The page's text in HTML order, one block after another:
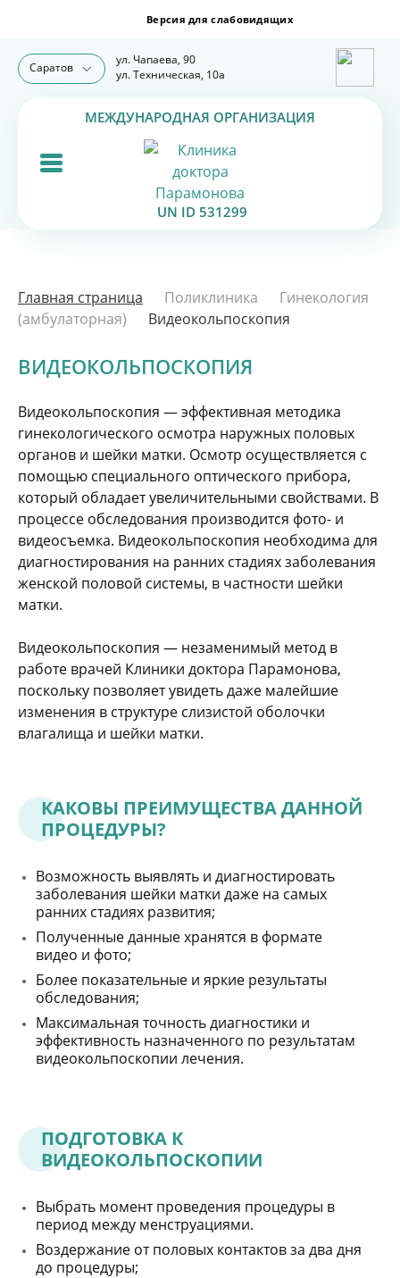
Саратов
ул. Чапаева, 90
ул. Техническая, 10а
МЕЖДУНАРОДНАЯ ОРГАНИЗАЦИЯ
UN ID 531299
Главная страница Поликлиника
Гинекология
(амбулаторная)
Видеокольпоскопия
ВИДЕОКОЛЬПОСКОПИЯ
Видеокольпоскопия — эффективная методика
гинекологического осмотра наружных половых
органов и шейки матки. Осмотр осуществляется с
помощью специального оптического прибора,
который обладает увеличительными свойствами. В
процессе обследования производится фото- и
видеосъемка. Видеокольпоскопия необходима для
диагностирования на ранних стадиях заболевания
женской половой системы, в частности шейки
матки.
Видеокольпоскопия — незаменимый метод в
работе врачей Клиники доктора Парамонова,
поскольку позволяет увидеть даже малейшие
изменения в структуре слизистой оболочки
влагалища и шейки матки.
КАКОВЫ ПРЕИМУЩЕСТВА ДАННОЙ
ПРОЦЕДУРЫ?
Возможность выявлять и диагностировать
заболевания шейки матки даже на самых
ранних стадиях развития;
Полученные данные хранятся в формате
видео и фото;
Более показательные и яркие результаты
обследования;
Максимальная точность диагностики и
эффективность назначенного по результатам
видеокольпоскопии лечения.
ПОДГОТОВКА К
ВИДЕОКОЛЬПОСКОПИИ
Выбрать момент проведения процедуры в
период между менструациями.
Воздержание от половых контактов за два дня
до процедуры;